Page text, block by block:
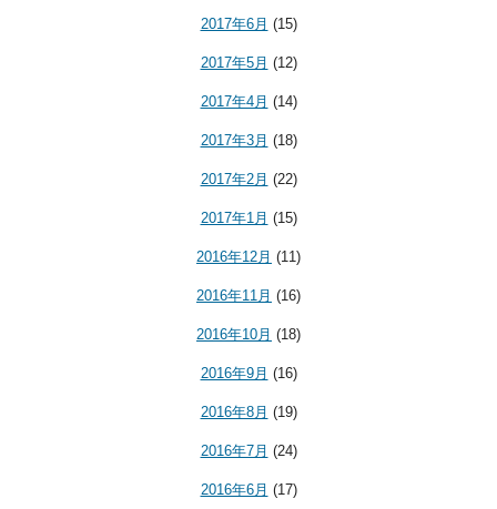
2017年6月 (15)
2017年5月 (12)
2017年4月 (14)
2017年3月 (18)
2017年2月 (22)
2017年1月 (15)
2016年12月 (11)
2016年11月 (16)
2016年10月 (18)
2016年9月 (16)
2016年8月 (19)
2016年7月 (24)
2016年6月 (17)